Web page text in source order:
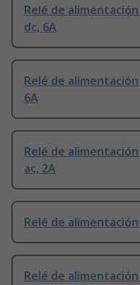
Relé de
dc, 6A
Relé de alimentación
6A
Relé de
ac, 2A
Relé de alimentación
Relé de alimentación